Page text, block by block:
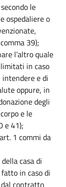
le
ospedaliere o
39);
l’altro quale
in caso
e di
oppure, in
degli
e le
e 41);
1 commi da
casa di
in caso di
contratto